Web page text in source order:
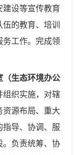
建设等宣传教育
的教育、培训
务工作。完成领
（生态环境办公
组织实施，对辖
资源布局、重大
指导、协调、服
。负责统筹、协